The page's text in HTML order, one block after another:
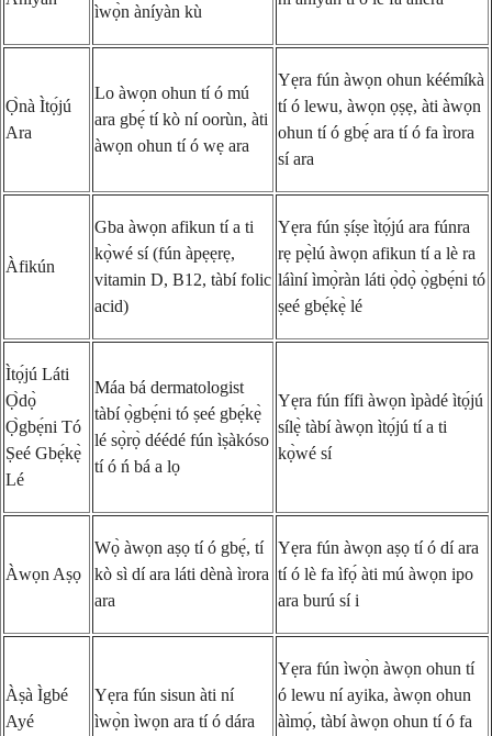
ìwọ̀n àníyàn kù
Ọ̀nà Ìtọ́jú
Ara
Lo àwọn ohun tí ó mú
ara gbẹ́ tí kò ní oorùn, àti
àwọn ohun tí ó wẹ ara
Yẹra fún àwọn ohun kéémíkà
tí ó lewu, àwọn ọṣẹ, àti àwọn
ohun tí ó gbẹ́ ara tí ó fa ìrora
sí ara
Àfikún
Gba àwọn afikun tí a ti
kọ̀wé sí (fún àpẹẹrẹ,
vitamin D, B12, tàbí folic
acid)
Yẹra fún ṣíṣe ìtọ́jú ara fúnra
rẹ pẹ̀lú àwọn afikun tí a lè ra
láìní ìmọ̀ràn láti ọ̀dọ̀ ọ̀gbẹ́ni tó
ṣeé gbẹ́kẹ̀ lé
Ìtọ́jú Láti
Ọ̀dọ̀
Ọ̀gbẹ́ni Tó
Ṣeé Gbẹ́kẹ̀
Lé
Máa bá dermatologist
tàbí ọ̀gbẹ́ni tó ṣeé gbẹ́kẹ̀
lé sọ̀rọ̀ déédé fún ìṣàkóso
tí ó ń bá a lọ
Yẹra fún fífi àwọn ìpàdé ìtọ́jú
sílẹ̀ tàbí àwọn ìtọ́jú tí a ti
kọ̀wé sí
Àwọn Aṣọ
Wọ̀ àwọn aṣọ tí ó gbẹ́, tí
kò sì dí ara láti dènà ìrora
ara
Yẹra fún àwọn aṣọ tí ó dí ara
tí ó lè fa ìfọ́ àti mú àwọn ipo
ara burú sí i
Àṣà Ìgbé
Ayé
Yẹra fún sisun àti ní
ìwọ̀n ìwọn ara tí ó dára
Yẹra fún ìwọ̀n àwọn ohun tí
ó lewu ní ayika, àwọn ohun
àìmọ́, tàbí àwọn ohun tí ó fa